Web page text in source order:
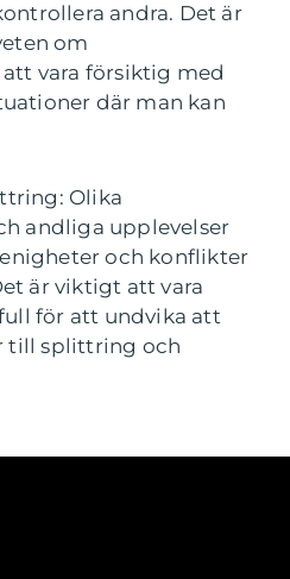
andra. Det är
om
vara försiktig med
där man kan
Olika
andliga upplevelser
och konflikter
är viktigt att vara
för att undvika att
till splittring och